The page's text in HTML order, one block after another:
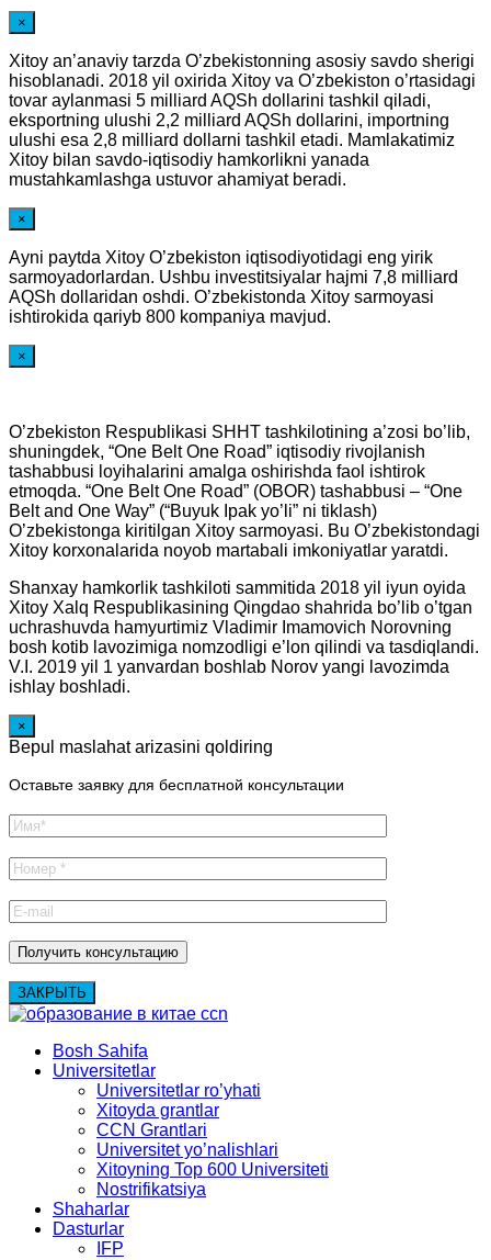
×
Xitoy an’anaviy tarzda O’zbekistonning asosiy savdo sherigi
hisoblanadi. 2018 yil oxirida Xitoy va O’zbekiston o’rtasidagi
tovar aylanmasi 5 milliard AQSh dollarini tashkil qiladi,
eksportning ulushi 2,2 milliard AQSh dollarini, importning
ulushi esa 2,8 milliard dollarni tashkil etadi. Mamlakatimiz
Xitoy bilan savdo-iqtisodiy hamkorlikni yanada
mustahkamlashga ustuvor ahamiyat beradi.
×
Ayni paytda Xitoy O’zbekiston iqtisodiyotidagi eng yirik
sarmoyadorlardan. Ushbu investitsiyalar hajmi 7,8 milliard
AQSh dollaridan oshdi. O’zbekistonda Xitoy sarmoyasi
ishtirokida qariyb 800 kompaniya mavjud.
×
O’zbekiston Respublikasi SHHT tashkilotining a’zosi bo’lib,
shuningdek, “One Belt One Road” iqtisodiy rivojlanish
tashabbusi loyihalarini amalga oshirishda faol ishtirok
etmoqda. “One Belt One Road” (OBOR) tashabbusi – “One
Belt and One Way” (“Buyuk Ipak yo’li” ni tiklash)
O’zbekistonga kiritilgan Xitoy sarmoyasi. Bu O’zbekistondagi
Xitoy korxonalarida noyob martabali imkoniyatlar yaratdi.
Shanxay hamkorlik tashkiloti sammitida 2018 yil iyun oyida
Xitoy Xalq Respublikasining Qingdao shahrida bo’lib o’tgan
uchrashuvda hamyurtimiz Vladimir Imamovich Norovning
bosh kotib lavozimiga nomzodligi e’lon qilindi va tasdiqlandi.
V.I. 2019 yil 1 yanvardan boshlab Norov yangi lavozimda
ishlay boshladi.
×
Bepul maslahat arizasini qoldiring
Оставьте заявку для бесплатной консультации
ЗАКРЫТЬ
Bosh Sahifa
Universitetlar
Universitetlar ro’yhati
Xitoyda grantlar
CCN Grantlari
Universitet yo’nalishlari
Xitoyning Top 600 Universiteti
Nostrifikatsiya
Shaharlar
Dasturlar
IFP